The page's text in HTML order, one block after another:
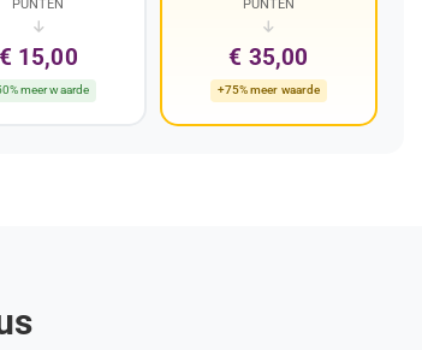
PUNTEN
€ 15,00
meer waarde
PUNTEN
€ 35,00
+75% meer waarde